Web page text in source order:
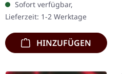
Marmorierung im
Gatefold-Cover.…
Sofort verfügbar,
Lieferzeit: 1-2 Werktage
HINZUFÜGEN